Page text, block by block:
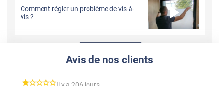
Comment régler un problème de vis-à-
vis ?
Avis de nos clients